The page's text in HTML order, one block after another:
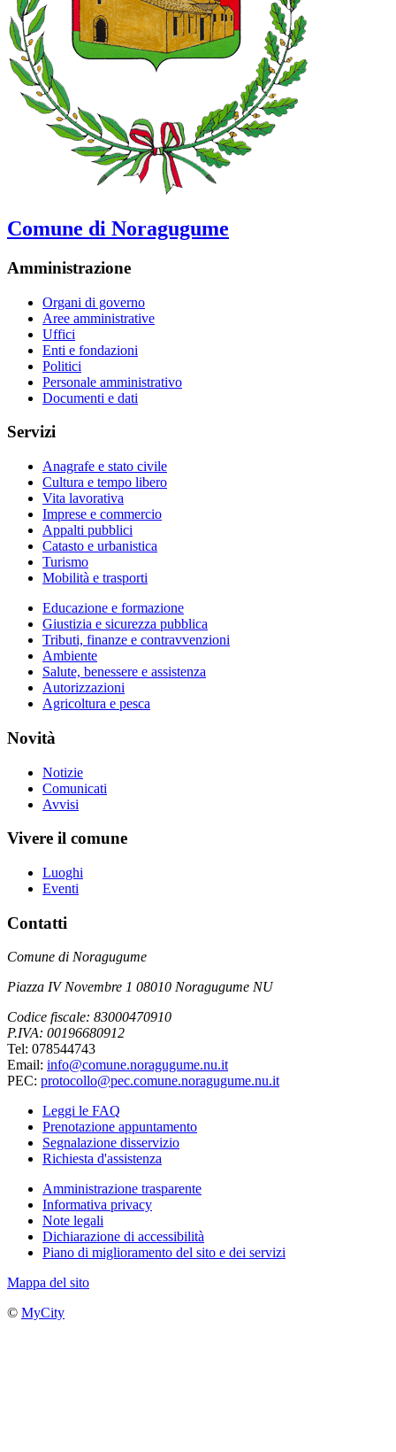
Comune di Noragugume
Amministrazione
Organi di governo
Aree amministrative
Uffici
Enti e fondazioni
Politici
Personale amministrativo
Documenti e dati
Servizi
Anagrafe e stato civile
Cultura e tempo libero
Vita lavorativa
Imprese e commercio
Appalti pubblici
Catasto e urbanistica
Turismo
Mobilità e trasporti
Educazione e formazione
Giustizia e sicurezza pubblica
Tributi, finanze e contravvenzioni
Ambiente
Salute, benessere e assistenza
Autorizzazioni
Agricoltura e pesca
Novità
Notizie
Comunicati
Avvisi
Vivere il comune
Luoghi
Eventi
Contatti
Comune di Noragugume
Piazza IV Novembre 1 08010 Noragugume NU
Codice fiscale: 83000470910
P.IVA: 00196680912
Tel: 078544743
Email: info@comune.noragugume.nu.it
PEC: protocollo@pec.comune.noragugume.nu.it
Leggi le FAQ
Prenotazione appuntamento
Segnalazione disservizio
Richiesta d'assistenza
Amministrazione trasparente
Informativa privacy
Note legali
Dichiarazione di accessibilità
Piano di miglioramento del sito e dei servizi
Mappa del sito
© MyCity